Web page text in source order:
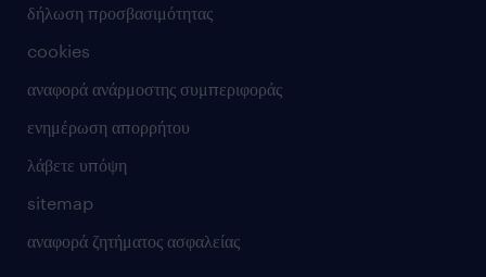
δήλωση προσβασιμότητας
cookies
αναφορά ανάρμοστης συμπεριφοράς
ενημέρωση απορρήτου
λάβετε υπόψη
sitemap
αναφορά ζητήματος ασφαλείας